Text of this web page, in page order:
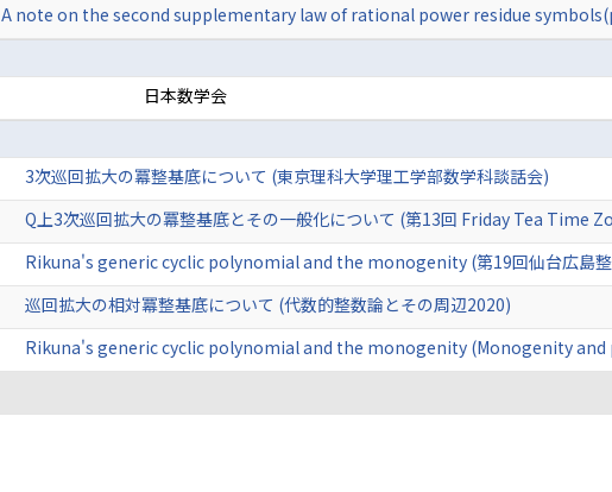
A note on the second supplementary law of rational power residue
日本数学会
3次巡回拡大の冪整基底について (東京理科大学理工学部数学科談話会)
Q上3次巡回拡大の冪整基底とその一般化について (第13回 Friday Tea Time
Rikuna's generic cyclic polynomial and the monogenity (第19回仙台広島
巡回拡大の相対冪整基底について (代数的整数論とその周辺2020)
Rikuna's generic cyclic polynomial and the monogenity (Monogenity